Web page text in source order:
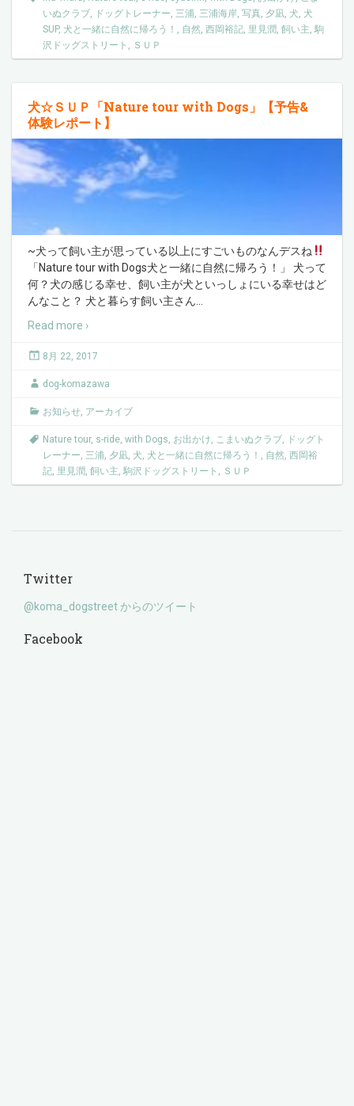
いぬクラブ, ドッグトレーナー, 三浦, 三浦海岸, 写真, 夕凪, 犬, 犬
SUP, 犬と一緒に自然に帰ろう！ , 自然, 西岡裕記, 里見潤, 飼い主, 駒
沢ドッグストリート , ＳＵＰ
犬☆ＳＵＰ「Nature tour with Dogs」【予告&
体験レポート】
~犬って飼い主が思っている以上にすごいものなんデスね
「Nature tour with Dogs犬と一緒に自然に帰ろう！」 犬って
何？犬の感じる幸せ、飼い主が犬といっしょにいる幸せはど
んなこと？ 犬と暮らす飼い主さん
Read more ›
8月 22, 2017
dog-komazawa
お知らせ, アーカイブ
Nature tour, s-ride, with Dogs, お出かけ, こまいぬクラブ, ドッグト
レーナー, 三浦, 夕凪, 犬, 犬と一緒に自然に帰ろう！ , 自然, 西岡裕
記, 里見潤, 飼い主, 駒沢ドッグストリート , ＳＵＰ
Twitter
@koma_dogstreet からのツイート
Facebook